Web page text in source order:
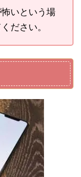
いという場
ださい。